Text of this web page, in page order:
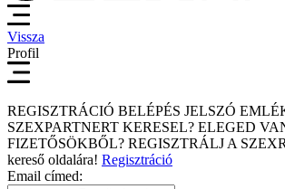
Vissza
Profil
REGISZTRÁCIÓ BELÉPÉS JELSZÓ
SZEXPARTNERT KERESEL? ELEGED
FIZETŐSÖKBŐL? REGISZTRÁLJ A
kereső oldalára! Regisztráció
Email címed: